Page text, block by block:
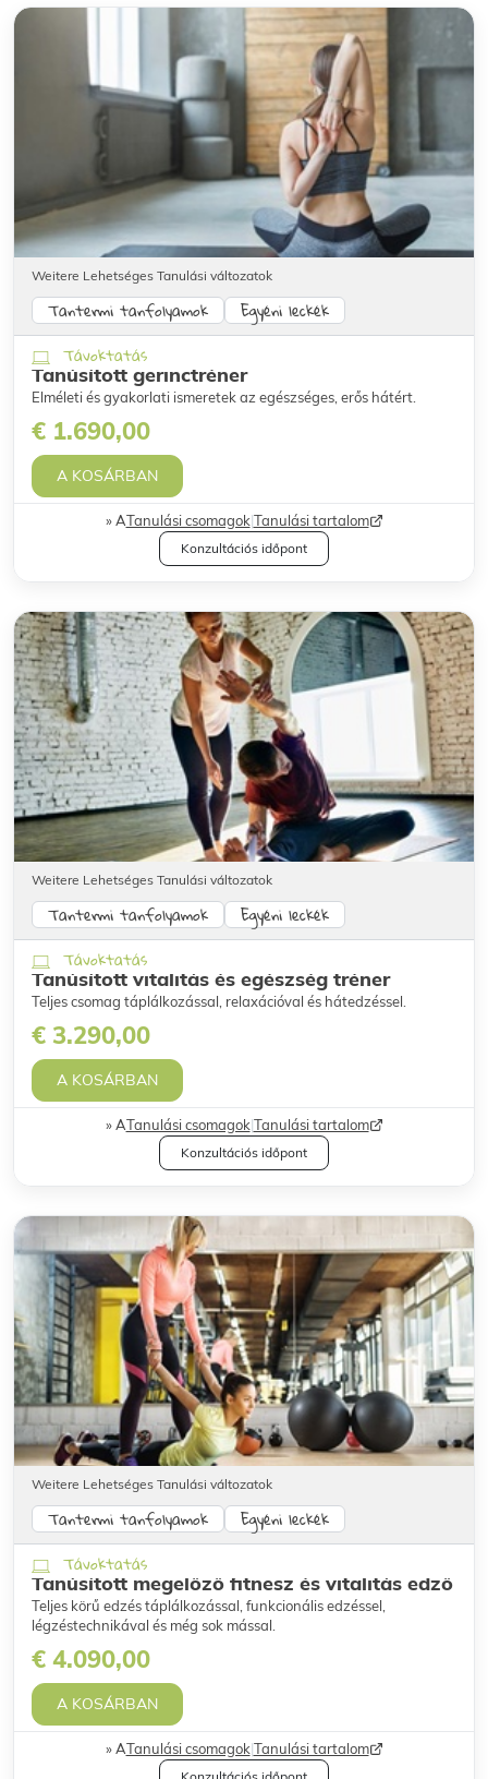
Weitere Lehetséges Tanulási változatok
Távoktatás
Tantermi tanfolyamok Egyéni leckék
Tanúsított gerinctréner
Elméleti és gyakorlati ismeretek az egészséges, erős hátért.
€ 1.690,00
A KOSÁRBAN
ATanulási csomagok|Tanulási tartalom
Konzultációs időpont
Weitere Lehetséges Tanulási változatok
Távoktatás
Tantermi tanfolyamok Egyéni leckék
Tanúsított vitalitás és egészség tréner
Teljes csomag táplálkozással, relaxációval és hátedzéssel.
€ 3.290,00
A KOSÁRBAN
ATanulási csomagok|Tanulási tartalom
Konzultációs időpont
Weitere Lehetséges Tanulási változatok
Távoktatás
Tantermi tanfolyamok Egyéni leckék
Tanúsított megelőző fitnesz és vitalitás edző
Teljes körű edzés táplálkozással, funkcionális edzéssel,
légzéstechnikával és még sok mással.
€ 4.090,00
A KOSÁRBAN
ATanulási csomagok|Tanulási tartalom